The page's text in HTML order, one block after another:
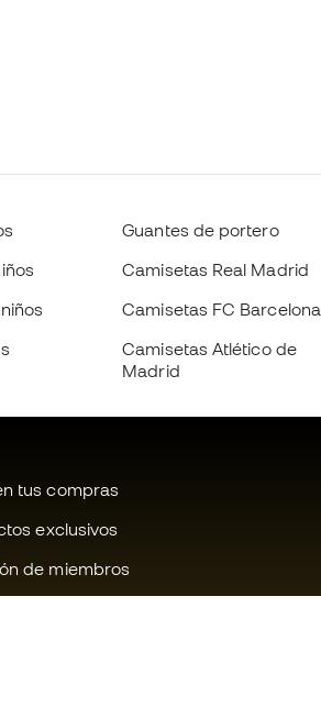
Guantes de portero
Camisetas Real Madrid
Camisetas FC Barcelona
Camisetas Atlético de
Madrid
tus compras
exclusivos
de miembros